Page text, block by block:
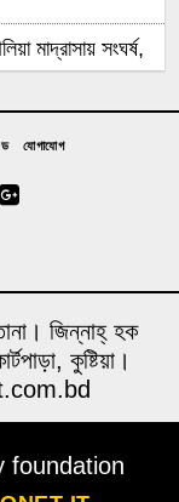
ফাইনালের
মাদ্রাসায় সংঘর্ষ,
না ফিফা,
ক্ষোভ
ধর্ষণ, হত্যার
রাখা ড্রামে ১১ কেজি
আটক
যোগাযোগ
জিন্নাহ্ হক
কুষ্টিয়া।
foundation